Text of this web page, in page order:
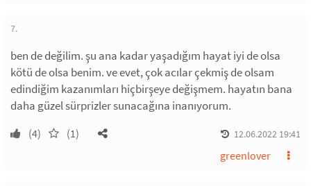
7.
ben de değilim. şu ana kadar yaşadığım hayat iyi de olsa
kötü de olsa benim. ve evet, çok acılar çekmiş de olsam
edindiğim kazanımları hiçbirşeye değişmem. hayatın bana
daha güzel sürprizler sunacağına inanıyorum.
(4) (1) 12.06.2022 19:41
greenlover